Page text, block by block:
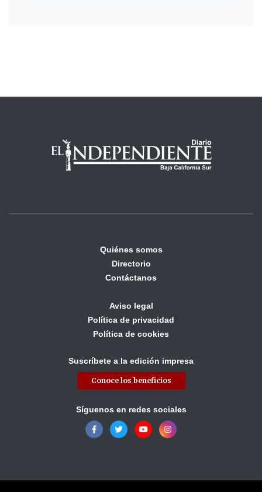
Quiénes somos
Directorio
Contáctanos
Aviso legal
Política de privacidad
Política de cookies
Suscríbete a la edición impresa
Conoce los beneficios
Síguenos en redes sociales